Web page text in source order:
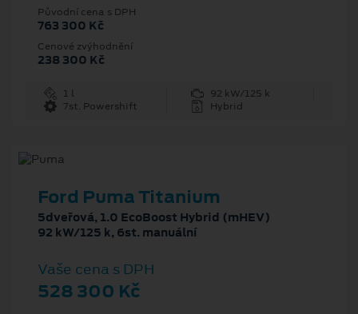
Původní cena s DPH
763 300 Kč
Cenové zvýhodnění
238 300 Kč
1 l
92 kW/125 k
7st. Powershift
Hybrid
Ford Puma Titanium
5dveřová, 1.0 EcoBoost Hybrid (mHEV)
92 kW/125 k, 6st. manuální
Vaše cena s DPH
528 300 Kč